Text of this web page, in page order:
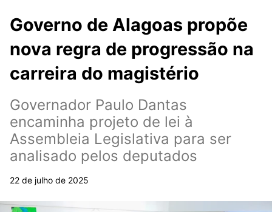
Governo de Alagoas propõe
nova regra de progressão na
carreira do magistério
Governador Paulo Dantas
encaminha projeto de lei à
Assembleia Legislativa para ser
analisado pelos deputados
22 de julho de 2025